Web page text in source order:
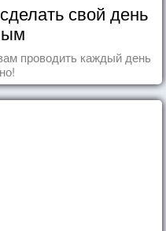
свой день
проводить каждый день